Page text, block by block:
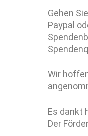
Gehen
Paypal
Wir
Es dankt
Der